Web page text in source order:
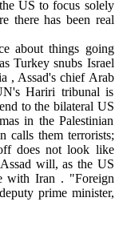
US to focus solely
there has been real
about things going
Turkeysnubs Israel
, Assad's chief Arab
Hariri tribunal is
to the bilateral US
in the Palestinian
calls them terrorists;
does not look like
will, as the US
withIran . "Foreign
prime minister,